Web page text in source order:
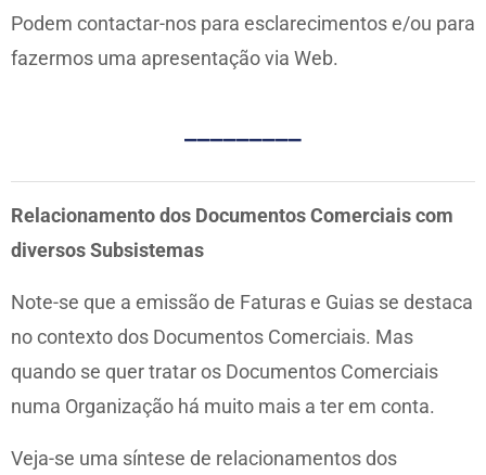
Podem contactar-nos para esclarecimentos e/ou para
fazermos uma apresentação via Web.
Relacionamento dos Documentos Comerciais com
diversos Subsistemas
Note-se que a emissão de Faturas e Guias se destaca
no contexto dos Documentos Comerciais. Mas
quando se quer tratar os Documentos Comerciais
numa Organização há muito mais a ter em conta.
Veja-se uma síntese de relacionamentos dos